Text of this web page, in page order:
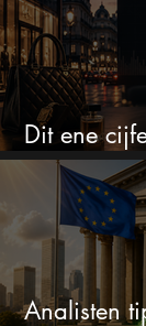
Dit ene
van 50%
Analisten